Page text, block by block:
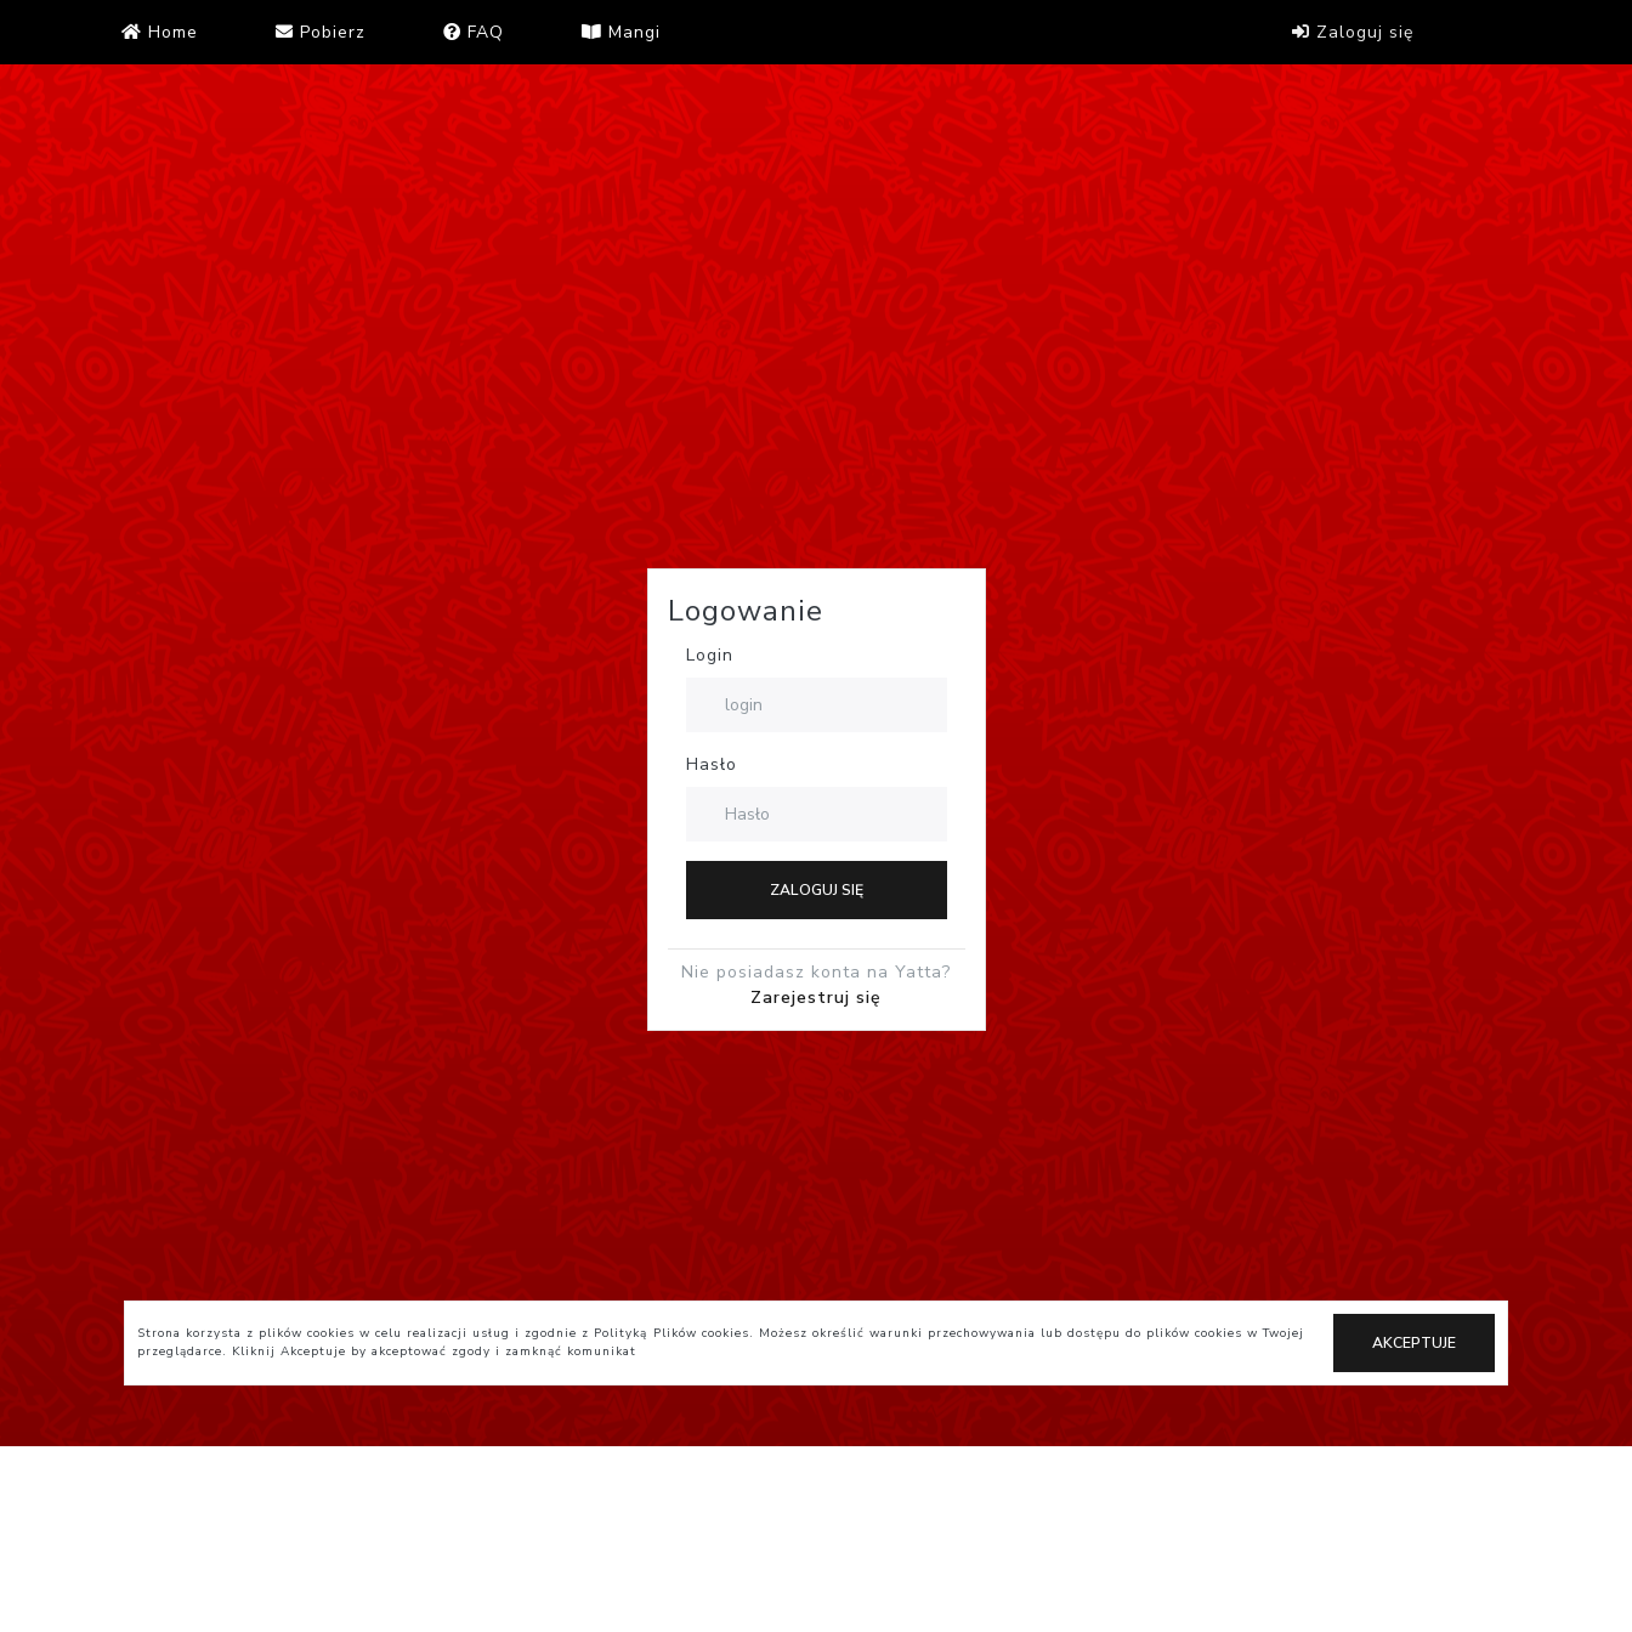
Home Pobierz FAQ Mangi Zaloguj się
Logowanie
Login
Hasło
ZALOGUJ SIĘ
Nie posiadasz konta na Yatta?
Zarejestruj się
Strona korzysta z plików cookies w celu realizacji usług i zgodnie z Polityką Plików cookies. Możesz określić warunki przechowywania lub dostępu do plików cookies w Twojej
przeglądarce. Kliknij Akceptuje by akceptować zgody i zamknąć komunikat AKCEPTUJE